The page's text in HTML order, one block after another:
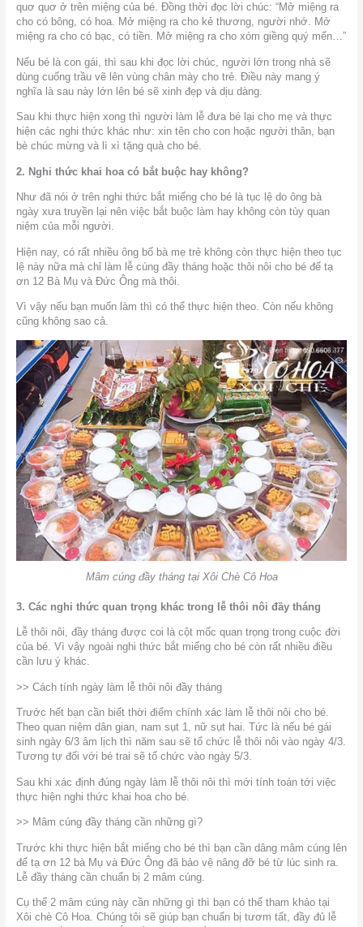
quơ quơ ở trên miệng của bé. Đồng thời đọc lời chúc: “Mở miệng ra
cho có bông, có hoa. Mở miệng ra cho kẻ thương, người nhớ. Mở
miệng ra cho có bạc, có tiền. Mở miệng ra cho xóm giềng quý mến…”
Nếu bé là con gái, thì sau khi đọc lời chúc, người lớn trong nhà sẽ
dùng cuống trầu vẽ lên vùng chân mày cho trẻ. Điều này mang ý
nghĩa là sau này lớn lên bé sẽ xinh đẹp và dịu dàng.
Sau khi thực hiện xong thì người làm lễ đưa bé lại cho mẹ và thực
hiện các nghi thức khác như: xin tên cho con hoặc người thân, bạn
bè chúc mừng và lì xì tặng quà cho bé.
2. Nghi thức khai hoa có bắt buộc hay không?
Như đã nói ở trên nghi thức bắt miếng cho bé là tục lệ do ông bà
ngày xưa truyền lại nên việc bắt buộc làm hay không còn tùy quan
niệm của mỗi người.
Hiện nay, có rất nhiều ông bố bà mẹ trẻ không còn thực hiện theo tục
lệ này nữa mà chỉ làm lễ cúng đầy tháng hoặc thôi nôi cho bé để tạ
ơn 12 Bà Mụ và Đức Ông mà thôi.
Vì vậy nếu bạn muốn làm thì có thể thực hiện theo. Còn nếu không
cũng không sao cả.
Mâm cúng đầy tháng tại Xôi Chè Cô Hoa
3. Các nghi thức quan trọng khác trong lễ thôi nôi đầy tháng
Lễ thôi nôi, đầy tháng được coi là cột mốc quan trọng trong cuộc đời
của bé. Vì vậy ngoài nghi thức bắt miếng cho bé còn rất nhiều điều
cần lưu ý khác.
>> Cách tính ngày làm lễ thôi nôi đầy tháng
Trước hết bạn cần biết thời điểm chính xác làm lễ thôi nôi cho bé.
Theo quan niệm dân gian, nam sụt 1, nữ sụt hai. Tức là nếu bé gái
sinh ngày 6/3 âm lịch thì năm sau sẽ tổ chức lễ thôi nôi vào ngày 4/3.
Tương tự đối với bé trai sẽ tổ chức vào ngày 5/3.
Sau khi xác định đúng ngày làm lễ thôi nôi thì mới tính toán tới việc
thực hiện nghi thức khai hoa cho bé.
>> Mâm cúng đầy tháng cần những gì?
Trước khi thực hiện bắt miếng cho bé thì bạn cần dâng mâm cúng lên
để tạ ơn 12 bà Mụ và Đức Ông đã bảo vệ nâng đỡ bé từ lúc sinh ra.
Lễ đầy tháng cần chuẩn bị 2 mâm cúng.
Cụ thể 2 mâm cúng này cần những gì thì bạn có thể tham khảo tại
Xôi chè Cô Hoa. Chúng tôi sẽ giúp bạn chuẩn bị tươm tất, đầy đủ lễ